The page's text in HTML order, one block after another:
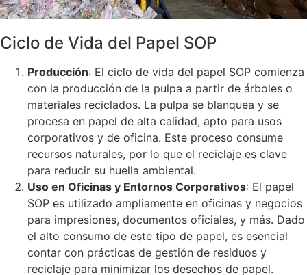
Ciclo de Vida del Papel SOP
Producción: El ciclo de vida del papel SOP comienza
con la producción de la pulpa a partir de árboles o
materiales reciclados. La pulpa se blanquea y se
procesa en papel de alta calidad, apto para usos
corporativos y de oficina. Este proceso consume
recursos naturales, por lo que el reciclaje es clave
para reducir su huella ambiental.
Uso en Oficinas y Entornos Corporativos: El papel
SOP es utilizado ampliamente en oficinas y negocios
para impresiones, documentos oficiales, y más. Dado
el alto consumo de este tipo de papel, es esencial
contar con prácticas de gestión de residuos y
reciclaje para minimizar los desechos de papel.